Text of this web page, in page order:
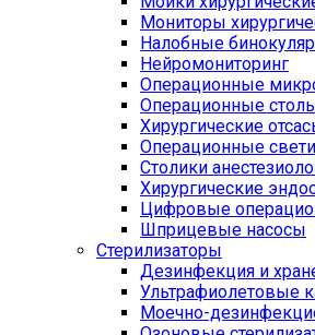
Мониторы
Налобные
Нейромониторинг
Операционные
Операционные
Хирургические
Операционные
Столики
Хирургические
Цифровые
Шприцевые насосы
Стерилизаторы
Дезинфекция и
Ультрафиолетовые
Моечно-